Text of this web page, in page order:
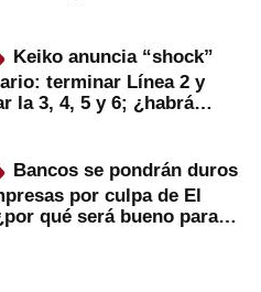
Keiko anuncia “shock”
terminar Línea 2 y
la 3, 4, 5 y 6; ¿habrá
Bancos se pondrán duros
por culpa de El
qué será bueno para